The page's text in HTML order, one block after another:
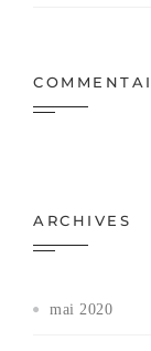
ARCHIVES
mai 2020